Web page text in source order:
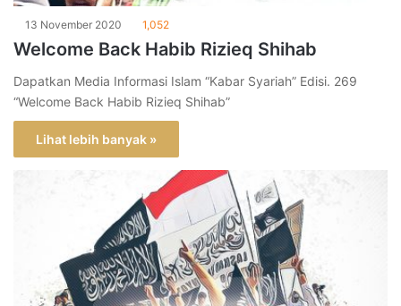
13 November 2020 1,052
Welcome Back Habib Rizieq Shihab
Dapatkan Media Informasi Islam “Kabar Syariah” Edisi. 269
“Welcome Back Habib Rizieq Shihab”
Lihat lebih banyak »